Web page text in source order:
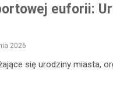
euforii:
2026
się urodziny miasta,